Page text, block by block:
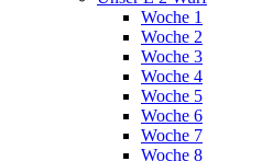
Woche 1
Woche 2
Woche 3
Woche 4
Woche 5
Woche 6
Woche 7
Woche 8